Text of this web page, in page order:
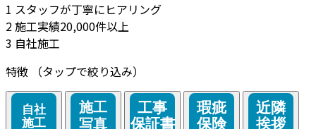
1 スタッフが丁寧にヒアリング
2施工実績20,000件以上
3 自社施工
特徴
（タップで絞り込み）